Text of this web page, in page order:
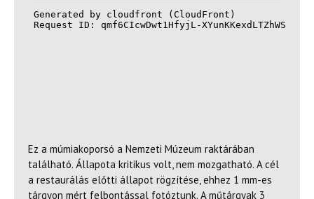
Ez a múmiakoporsó a Nemzeti Múzeum raktárában
található. Állapota kritikus volt, nem mozgatható. A cél
a restaurálás előtti állapot rögzítése, ehhez 1 mm-es
tárgyon mért felbontással fotóztunk. A műtárgyak 3